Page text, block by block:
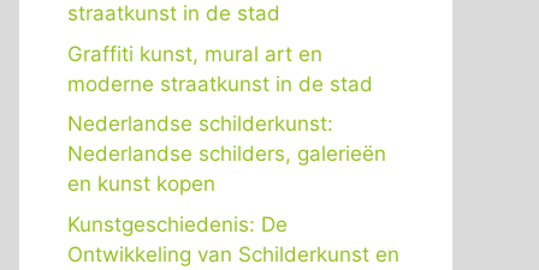
straatkunst in de stad
Graffiti kunst, mural art en
moderne straatkunst in de stad
Nederlandse schilderkunst:
Nederlandse schilders, galerieën
en kunst kopen
Kunstgeschiedenis: De
Ontwikkeling van Schilderkunst en